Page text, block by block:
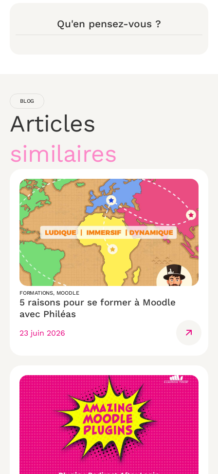
Qu'en pensez-vous ?
BLOG
Articles
similaires
FORMATIONS, MOODLE
5 raisons pour se former à Moodle
avec Philéas
23 juin 2026